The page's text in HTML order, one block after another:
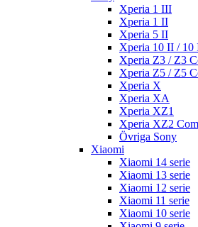
Xperia 1 III
Xperia 1 II
Xperia 5 II
Xperia 10 II / 10
Xperia Z3 / Z3
Xperia Z5 / Z5
Xperia X
Xperia XA
Xperia XZ1
Xperia XZ2
Övriga Sony
Xiaomi
Xiaomi 14 serie
Xiaomi 13 serie
Xiaomi 12 serie
Xiaomi 11 serie
Xiaomi 10 serie